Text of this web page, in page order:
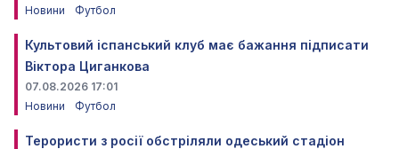
Новини
Футбол
Культовий іспанський клуб має бажання підписати
Віктора Циганкова
07.08.2026 17:01
Новини
Футбол
Терористи з росії обстріляли одеський стадіон